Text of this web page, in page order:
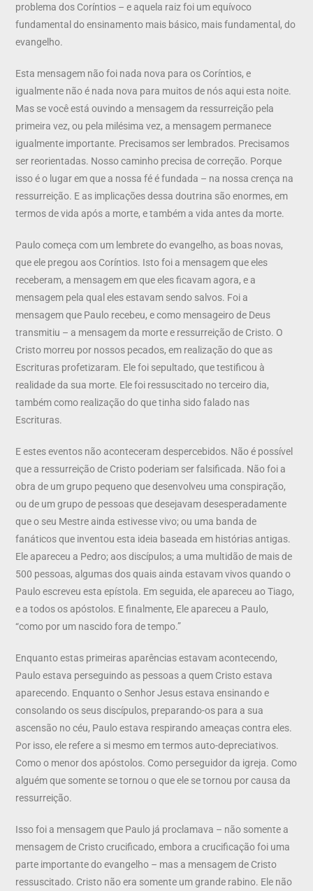
problema dos Coríntios – e aquela raiz foi um equívoco
fundamental do ensinamento mais básico, mais fundamental, do
evangelho.
Esta mensagem não foi nada nova para os Coríntios, e
igualmente não é nada nova para muitos de nós aqui esta noite.
Mas se você está ouvindo a mensagem da ressurreição pela
primeira vez, ou pela milésima vez, a mensagem permanece
igualmente importante. Precisamos ser lembrados. Precisamos
ser reorientadas. Nosso caminho precisa de correção. Porque
isso é o lugar em que a nossa fé é fundada – na nossa crença na
ressurreição. E as implicações dessa doutrina são enormes, em
termos de vida após a morte, e também a vida antes da morte.
Paulo começa com um lembrete do evangelho, as boas novas,
que ele pregou aos Coríntios. Isto foi a mensagem que eles
receberam, a mensagem em que eles ficavam agora, e a
mensagem pela qual eles estavam sendo salvos. Foi a
mensagem que Paulo recebeu, e como mensageiro de Deus
transmitiu – a mensagem da morte e ressurreição de Cristo. O
Cristo morreu por nossos pecados, em realização do que as
Escrituras profetizaram. Ele foi sepultado, que testificou à
realidade da sua morte. Ele foi ressuscitado no terceiro dia,
também como realização do que tinha sido falado nas
Escrituras.
E estes eventos não aconteceram despercebidos. Não é possível
que a ressurreição de Cristo poderiam ser falsificada. Não foi a
obra de um grupo pequeno que desenvolveu uma conspiração,
ou de um grupo de pessoas que desejavam desesperadamente
que o seu Mestre ainda estivesse vivo; ou uma banda de
fanáticos que inventou esta ideia baseada em histórias antigas.
Ele apareceu a Pedro; aos discípulos; a uma multidão de mais de
500 pessoas, algumas dos quais ainda estavam vivos quando o
Paulo escreveu esta epístola. Em seguida, ele apareceu ao Tiago,
e a todos os apóstolos. E finalmente, Ele apareceu a Paulo,
“como por um nascido fora de tempo.”
Enquanto estas primeiras aparências estavam acontecendo,
Paulo estava perseguindo as pessoas a quem Cristo estava
aparecendo. Enquanto o Senhor Jesus estava ensinando e
consolando os seus discípulos, preparando-os para a sua
ascensão no céu, Paulo estava respirando ameaças contra eles.
Por isso, ele refere a si mesmo em termos auto-depreciativos.
Como o menor dos apóstolos. Como perseguidor da igreja. Como
alguém que somente se tornou o que ele se tornou por causa da
ressurreição.
Isso foi a mensagem que Paulo já proclamava – não somente a
mensagem de Cristo crucificado, embora a crucificação foi uma
parte importante do evangelho – mas a mensagem de Cristo
ressuscitado. Cristo não era somente um grande rabino. Ele não